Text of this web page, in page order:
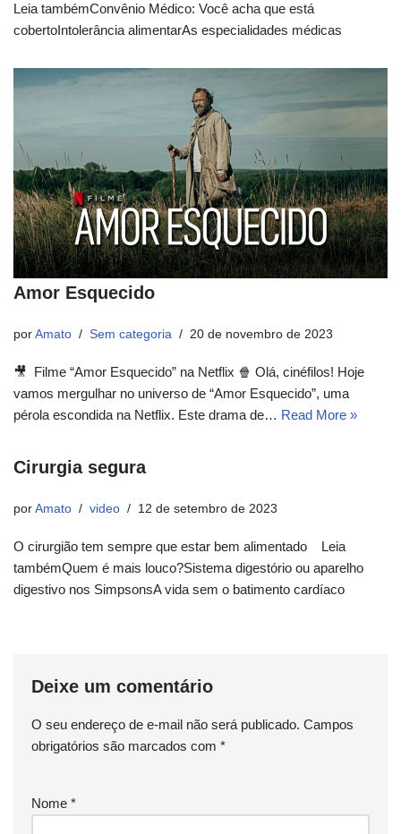
Leia tambémConvênio Médico: Você acha que está
cobertoIntolerância alimentarAs especialidades médicas
Amor Esquecido
por Amato Sem categoria 20 de novembro de 2023
🎥 Filme “Amor Esquecido” na Netflix 🍿 Olá, cinéfilos! Hoje
vamos mergulhar no universo de “Amor Esquecido”, uma
pérola escondida na Netflix. Este drama de… Read More »
Cirurgia segura
por Amato video 12 de setembro de 2023
O cirurgião tem sempre que estar bem alimentado Leia
tambémQuem é mais louco?Sistema digestório ou aparelho
digestivo nos SimpsonsA vida sem o batimento cardíaco
Deixe um comentário
O seu endereço de e-mail não será publicado. Campos
obrigatórios são marcados com *
Nome *